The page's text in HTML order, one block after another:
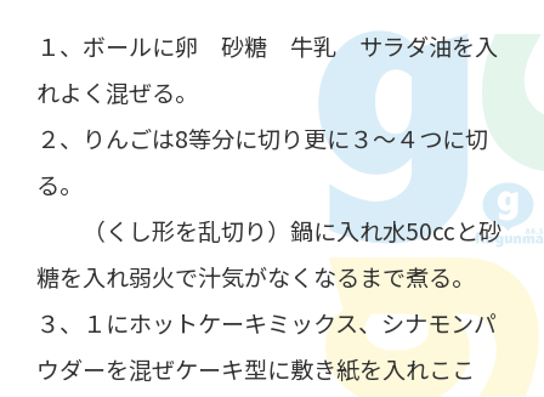
１、ボールに卵 砂糖 牛乳 サラダ油を入
れよく混ぜる。
２、りんごは8等分に切り更に３～４つに切
る。
（くし形を乱切り）鍋に入れ水50ccと砂
糖を入れ弱火で汁気がなくなるまで煮る。
３、１にホットケーキミックス、シナモンパ
ウダーを混ぜケーキ型に敷き紙を入れここ